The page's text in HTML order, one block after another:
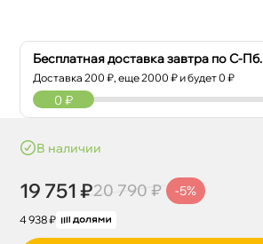
Бесплатная доставка завтра по С-Пб.
Доставка200 ₽, еще2000 ₽ и будет 0 ₽
0 ₽
наличии
19 751 ₽20 790 ₽ -5%
4 938 ₽